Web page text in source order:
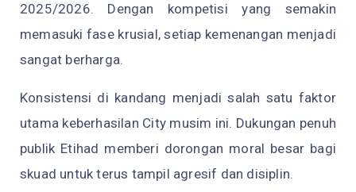
2025/2026. Dengan kompetisi yang semakin
memasuki fase krusial, setiap kemenangan menjadi
sangat berharga.
Konsistensi di kandang menjadi salah satu faktor
utama keberhasilan City musim ini. Dukungan penuh
publik Etihad memberi dorongan moral besar bagi
skuad untuk terus tampil agresif dan disiplin.